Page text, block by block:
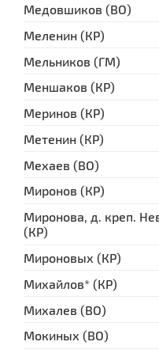
Медовшиков (ВО)
Меленин (КР)
Мельников (ГМ)
Меншаков (КР)
Меринов (КР)
Метенин (КР)
Мехаев (ВО)
Миронов (КР)
Миронова, д. креп.
(КР)
Мироновых (КР)
Михайлов* (КР)
Михалев (ВО)
Мокиных (ВО)